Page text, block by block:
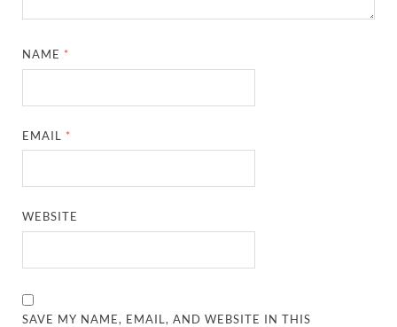
NAME *
EMAIL *
WEBSITE
SAVE MY NAME, EMAIL, AND WEBSITE IN THIS